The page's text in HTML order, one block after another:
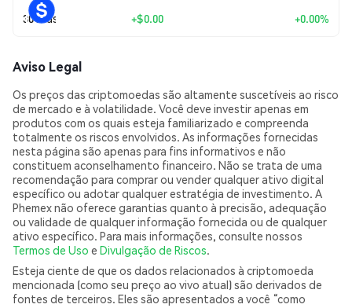
30 Dias +$0.00 +0.00%
Aviso Legal
Os preços das criptomoedas são altamente suscetíveis ao risco
de mercado e à volatilidade. Você deve investir apenas em
produtos com os quais esteja familiarizado e compreenda
totalmente os riscos envolvidos. As informações fornecidas
nesta página são apenas para fins informativos e não
constituem aconselhamento financeiro. Não se trata de uma
recomendação para comprar ou vender qualquer ativo digital
específico ou adotar qualquer estratégia de investimento. A
Phemex não oferece garantias quanto à precisão, adequação
ou validade de qualquer informação fornecida ou de qualquer
ativo específico. Para mais informações, consulte nossos
Termos de Uso e Divulgação de Riscos.
Esteja ciente de que os dados relacionados à criptomoeda
mencionada (como seu preço ao vivo atual) são derivados de
fontes de terceiros. Eles são apresentados a você “como